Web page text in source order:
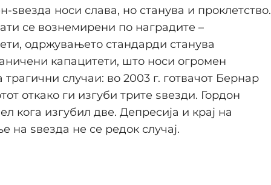
носи слава, но станува и проклетство.
се вознемирени по наградите –
одржувањето стандарди станува
капацитети, што носи огромен
случаи: во 2003 г. готвачот Бернар
откако ги изгуби трите ѕвезди. Гордoн
кога изгубил две. Депресија и крај на
на ѕвезда не се редок случај.